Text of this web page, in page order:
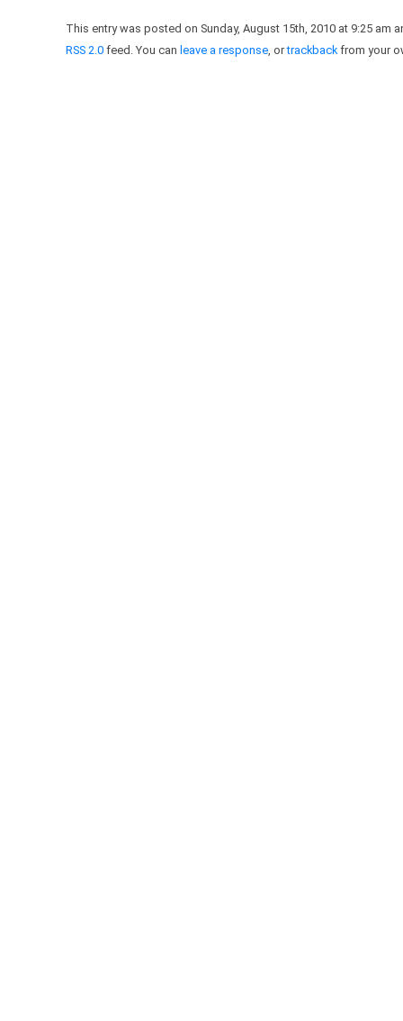
This entry was posted on Sunday, August 15th, 2010 at 9:25 am
RSS 2.0 feed. You can leave a response , ortrackback from your